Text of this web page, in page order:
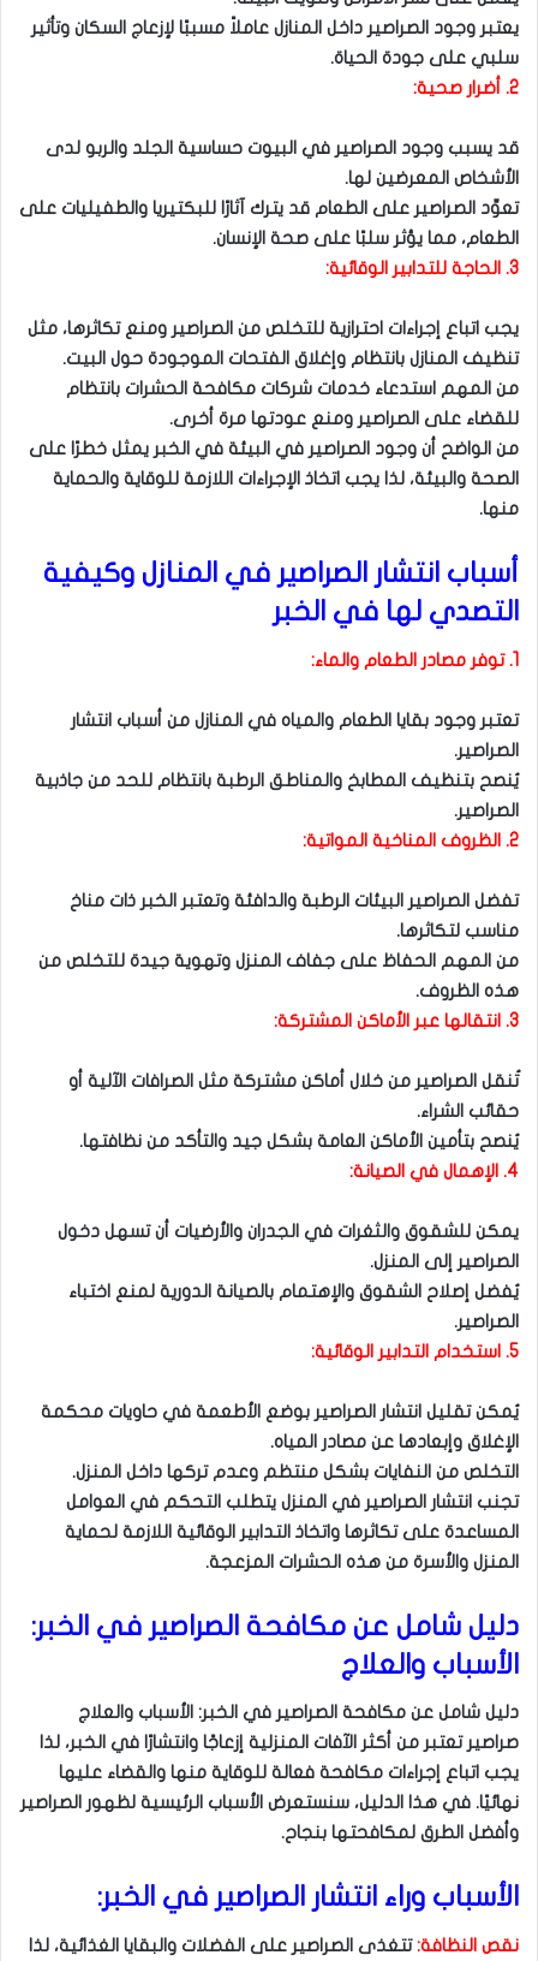
يعتبر وجود الصراصير داخل المنازل عاملاً مسببًا لإزعاج السكان وتأثير
سلبي على جودة الحياة.
2. أضرار صحية:
قد يسبب وجود الصراصير في البيوت حساسية الجلد والربو لدى
الأشخاص المعرضين لها.
تعوِّد الصراصير على الطعام قد يترك آثارًا للبكتيريا والطفيليات على
الطعام، مما يؤثر سلبًا على صحة الإنسان.
3. الحاجة للتدابير الوقائية:
يجب اتباع إجراءات احترازية للتخلص من الصراصير ومنع تكاثرها، مثل
تنظيف المنازل بانتظام وإغلاق الفتحات الموجودة حول البيت.
من المهم استدعاء خدمات شركات مكافحة الحشرات بانتظام
للقضاء على الصراصير ومنع عودتها مرة أخرى.
من الواضح أن وجود الصراصير في البيئة في الخبر يمثل خطرًا على
الصحة والبيئة، لذا يجب اتخاذ الإجراءات اللازمة للوقاية والحماية
منها.
أسباب انتشار الصراصير في المنازل وكيفية
التصدي لها في الخبر
1. توفر مصادر الطعام والماء:
تعتبر وجود بقايا الطعام والمياه في المنازل من أسباب انتشار
الصراصير.
يُنصح بتنظيف المطابخ والمناطق الرطبة بانتظام للحد من جاذبية
الصراصير.
2. الظروف المناخية المواتية:
تفضل الصراصير البيئات الرطبة والدافئة وتعتبر الخبر ذات مناخ
مناسب لتكاثرها.
من المهم الحفاظ على جفاف المنزل وتهوية جيدة للتخلص من
هذه الظروف.
3. انتقالها عبر الأماكن المشتركة:
تُنقل الصراصير من خلال أماكن مشتركة مثل الصرافات الآلية أو
حقائب الشراء.
يُنصح بتأمين الأماكن العامة بشكل جيد والتأكد من نظافتها.
4. الإهمال في الصيانة:
يمكن للشقوق والثغرات في الجدران والأرضيات أن تسهل دخول
الصراصير إلى المنزل.
يُفضل إصلاح الشقوق والإهتمام بالصيانة الدورية لمنع اختباء
الصراصير.
5. استخدام التدابير الوقائية:
يُمكن تقليل انتشار الصراصير بوضع الأطعمة في حاويات محكمة
الإغلاق وإبعادها عن مصادر المياه.
التخلص من النفايات بشكل منتظم وعدم تركها داخل المنزل.
تجنب انتشار الصراصير في المنزل يتطلب التحكم في العوامل
المساعدة على تكاثرها واتخاذ التدابير الوقائية اللازمة لحماية
المنزل والأسرة من هذه الحشرات المزعجة.
دليل شامل عن مكافحة الصراصير في الخبر:
الأسباب والعلاج
دليل شامل عن مكافحة الصراصير في الخبر: الأسباب والعلاج
صراصير تعتبر من أكثر الآفات المنزلية إزعاجًا وانتشارًا في الخبر، لذا
يجب اتباع إجراءات مكافحة فعالة للوقاية منها والقضاء عليها
نهائيًا. في هذا الدليل، سنستعرض الأسباب الرئيسية لظهور الصراصير
وأفضل الطرق لمكافحتها بنجاح.
الأسباب وراء انتشار الصراصير في الخبر:
نقص النظافة:تتغذى الصراصير على الفضلات والبقايا الغذائية، لذا